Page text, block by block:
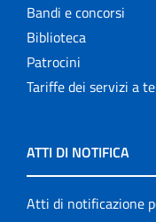
Bandi e concorsi
Biblioteca
Patrocini
Tariffe dei servizi a
ATTI DI NOTIFICA
Atti di notificazione